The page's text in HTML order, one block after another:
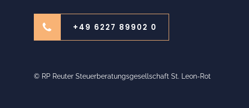
+49 6227 89902 0
© RP Reuter Steuerberatungsgesellschaft St. Leon-Rot